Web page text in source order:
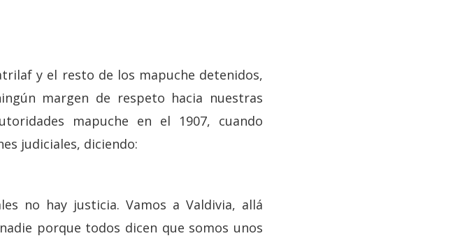
y el resto de los mapuche detenidos,
margen de respeto hacia nuestras
mapuche en el 1907, cuando
judiciales, diciendo:
no hay justicia. Vamos a Valdivia, allá
porque todos dicen que somos unos